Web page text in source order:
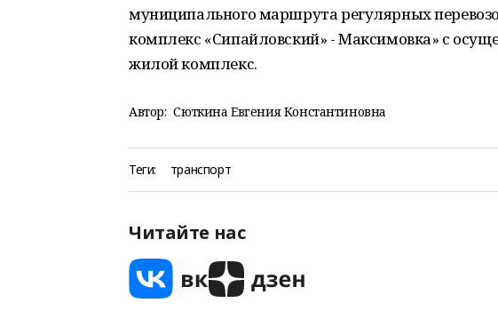
муниципального маршрута регулярных
комплекс «Сипайловский» - Максимовка» с
жилой комплекс.
Автор: Сюткина Евгения Константиновна
Теги: транспорт
Читайте нас